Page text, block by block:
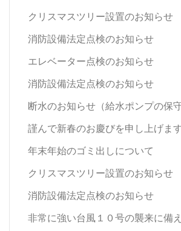
クリスマスツリー設置のお知らせ
消防設備法定点検のお知らせ
エレベーター点検のお知らせ
消防設備法定点検のお知らせ
断水のお知らせ（給水ポンプの保守
謹んで新春のお慶びを申し上げま
年末年始のゴミ出しについて
クリスマスツリー設置のお知らせ
消防設備法定点検のお知らせ
非常に強い台風１０号の襲来に備